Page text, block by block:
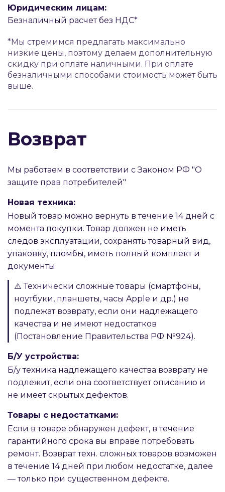
Юридическим лицам:
Безналичный расчет без НДС*
*Мы стремимся предлагать максимально
низкие цены, поэтому делаем дополнительную
скидку при оплате наличными. При оплате
безналичными способами стоимость может быть
выше.
Возврат
Мы работаем в соответствии с Законом РФ "О
защите прав потребителей"
Новая техника:
Новый товар можно вернуть в течение 14 дней с
момента покупки. Товар должен не иметь
следов эксплуатации, сохранять товарный вид,
упаковку, пломбы, иметь полный комплект и
документы.
⚠️ Технически сложные товары (смартфоны,
ноутбуки, планшеты, часы Apple и др.) не
подлежат возврату, если они надлежащего
качества и не имеют недостатков
(Постановление Правительства РФ №924).
Б/У устройства:
Б/у техника надлежащего качества возврату не
подлежит, если она соответствует описанию и
не имеет скрытых дефектов.
Товары с недостатками:
Если в товаре обнаружен дефект, в течение
гарантийного срока вы вправе потребовать
ремонт. Возврат техн. сложных товаров возможен
в течение 14 дней при любом недостатке, далее
— только при существенном дефекте.